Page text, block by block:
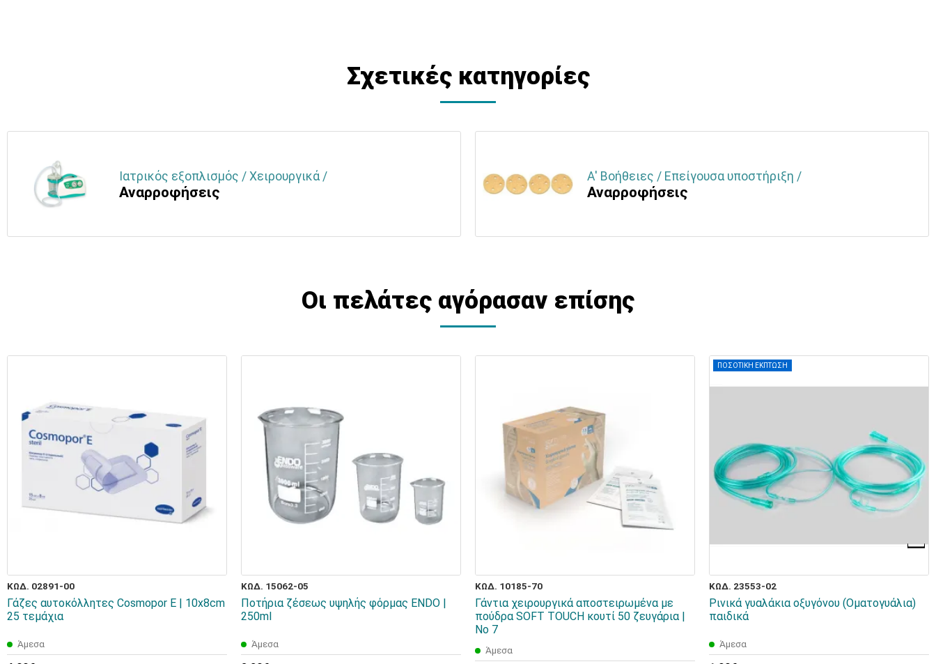
Σχετικές κατηγορίες
Ιατρικός εξοπλισμός / Χειρουργικά /
Αναρροφήσεις
Α' Βοήθειες / Επείγουσα υποστήριξη /
Αναρροφήσεις
Οι πελάτες αγόρασαν επίσης
ΚΩΔ. 02891-00
Γάζες αυτοκόλλητες Cosmopor Ε | 10x8cm
25 τεμάχια
Άμεσα
ΚΩΔ. 15062-05
Ποτήρια ζέσεως υψηλής φόρμας ENDO |
250ml
Άμεσα
ΚΩΔ. 10185-70
Γάντια χειρουργικά αποστειρωμένα με
πούδρα SOFT TOUCH κουτί 50 ζευγάρια |
No 7
Άμεσα
ΠΟΣΟΤΙΚΗ ΕΚΠΤΩΣΗ
ΚΩΔ. 23553-02
Ρινικά γυαλάκια οξυγόνου (Οματογυάλια)
παιδικά
Άμεσα